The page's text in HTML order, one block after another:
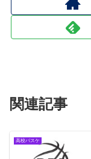
関連記事
高校バスケ